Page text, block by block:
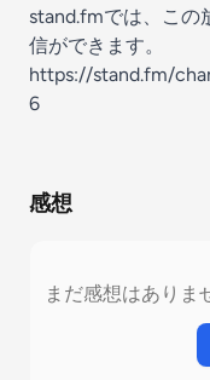
stand.fmでは、この
信ができます。
https://stand.fm/
6
感想
まだ感想はありま